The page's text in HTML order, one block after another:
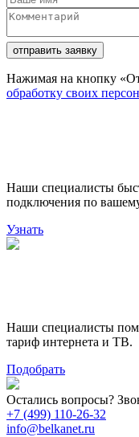
отправить заявку
Нажимая на кнопку
обработку своих
Наши специалисты
подключения по
Узнать
Наши специалисты
тариф интернета и ТВ.
Подобрать
Остались вопросы?
+7 (499) 110-26-32
info@belkanet.ru